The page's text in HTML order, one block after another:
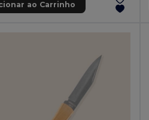
ao Carrinho